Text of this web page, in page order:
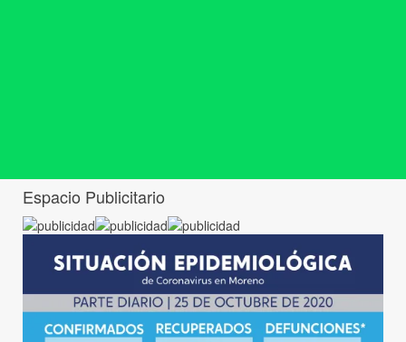
Espacio Publicitario